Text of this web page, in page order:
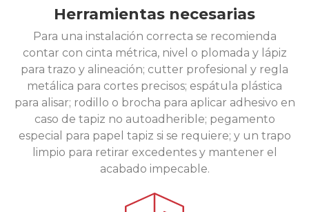
Herramientas necesarias
Para una instalación correcta se recomienda
contar con cinta métrica, nivel o plomada y lápiz
para trazo y alineación; cutter profesional y regla
metálica para cortes precisos; espátula plástica
para alisar; rodillo o brocha para aplicar adhesivo en
caso de tapiz no autoadherible; pegamento
especial para papel tapiz si se requiere; y un trapo
limpio para retirar excedentes y mantener el
acabado impecable.